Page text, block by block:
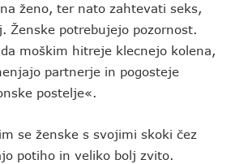
ženo, ter nato zahtevati seks,
Ženske potrebujejo pozornost.
moškim hitreje klecnejo kolena,
partnerje in pogosteje
postelje«.
se ženske s svojimi skoki čez
potiho in veliko bolj zvito.